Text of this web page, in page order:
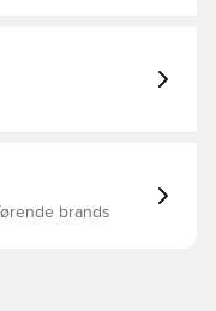
brands